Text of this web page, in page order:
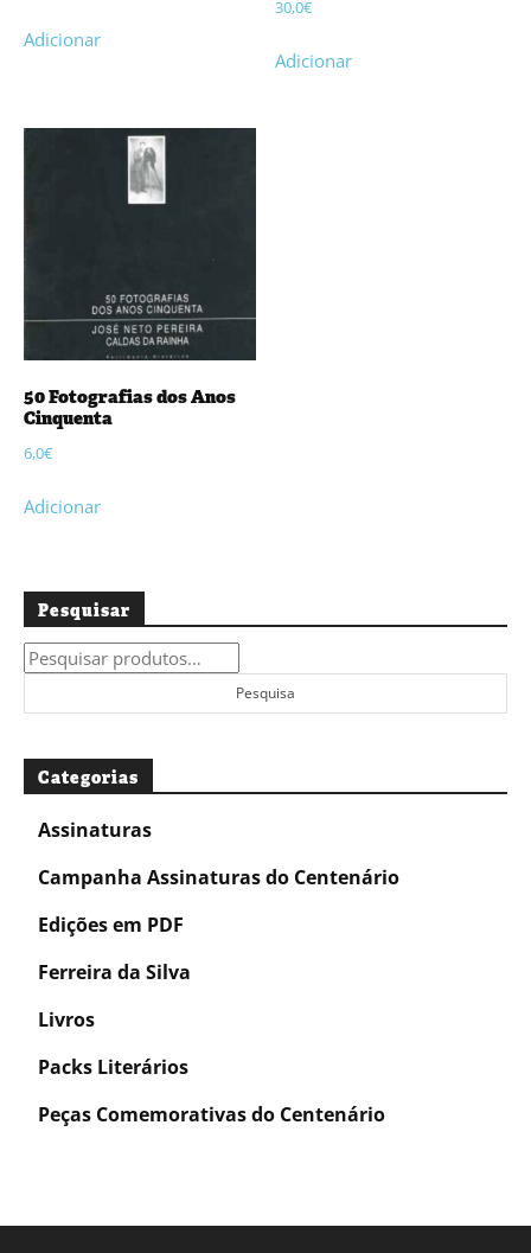
Adicionar
30,0€
Adicionar
50 Fotografias dos Anos
Cinquenta
6,0€
Adicionar
Pesquisar
Pesquisar
por:
Pesquisa
Categorias
Assinaturas
Campanha Assinaturas do Centenário
Edições em PDF
Ferreira da Silva
Livros
Packs Literários
Peças Comemorativas do Centenário